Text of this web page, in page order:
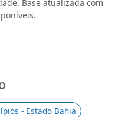
Base atualizada com
- Estado Bahia